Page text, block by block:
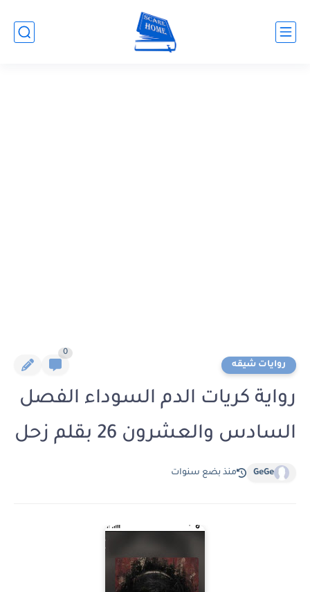
روايات شيقه
0
رواية كريات الدم السوداء الفصل
السادس والعشرون 26 بقلم زحل
GeGe منذ بضع سنوات